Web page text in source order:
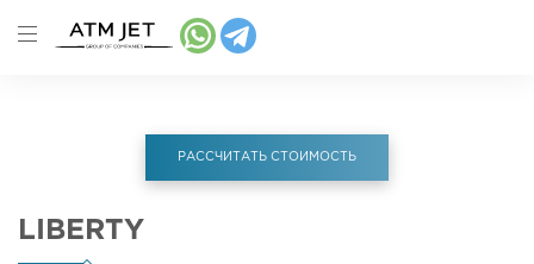
РАССЧИТАТЬ СТОИМОСТЬ
LIBERTY